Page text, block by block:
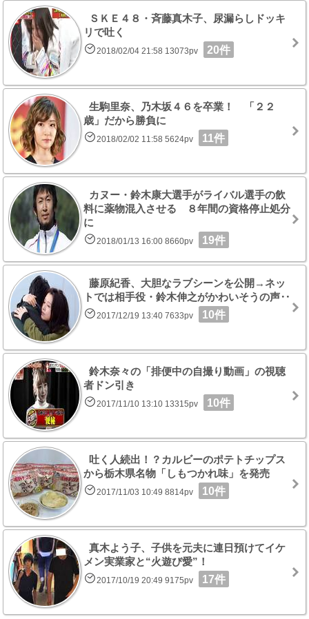
ＳＫＥ４８・斉藤真木子、尿漏らしドッキ
リで吐く
2018/02/04 21:58 13073pv 20件
生駒里奈、乃木坂４６を卒業！ 「２２
歳」だから勝負に
2018/02/02 11:58 5624pv 11件
カヌー・鈴木康大選手がライバル選手の飲
料に薬物混入させる ８年間の資格停止処分
に
2018/01/13 16:00 8660pv 19件
藤原紀香、大胆なラブシーンを公開→ネッ
トでは相手役・鈴木伸之がかわいそうの声‥
2017/12/19 13:40 7633pv 10件
鈴木奈々の「排便中の自撮り動画」の視聴
者ドン引き
2017/11/10 13:10 13315pv 10件
吐く人続出！？カルビーのポテトチップス
から栃木県名物「しもつかれ味」を発売
2017/11/03 10:49 8814pv 10件
真木よう子、子供を元夫に連日預けてイケ
メン実業家と“火遊び愛”！
2017/10/19 20:49 9175pv 17件